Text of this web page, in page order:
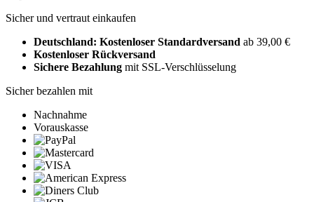
Sicher und vertraut einkaufen
Deutschland: Kostenloser Standardversand ab 39,00 €
Kostenloser Rückversand
Sichere Bezahlung mit SSL-Verschlüsselung
Sicher bezahlen mit
Nachnahme
Vorauskasse